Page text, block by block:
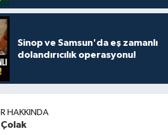
Sinop ve Samsun'da eş zamanlı
dolandırıcılık operasyonu!
HAKKINDA